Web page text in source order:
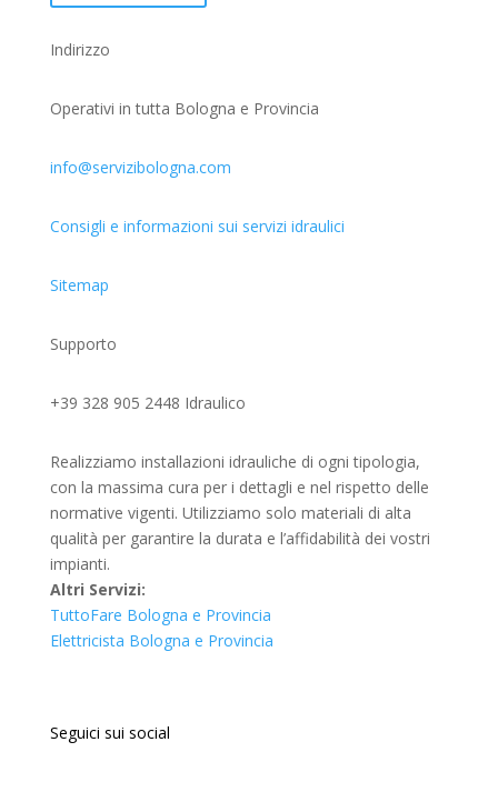
Indirizzo
Operativi in tutta Bologna e Provincia
info@servizibologna.com
Consigli e informazioni sui servizi idraulici
Sitemap
Supporto
+39 328 905 2448 Idraulico
Realizziamo installazioni idrauliche di ogni tipologia,
con la massima cura per i dettagli e nel rispetto delle
normative vigenti. Utilizziamo solo materiali di alta
qualità per garantire la durata e l’affidabilità dei vostri
impianti.
Altri Servizi:
TuttoFare Bologna e Provincia
Elettricista Bologna e Provincia
Seguici sui social